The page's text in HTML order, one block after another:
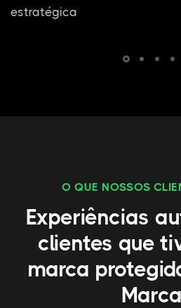
estratégica
O QUE NOSSOS
Experiências
clientes que
marca